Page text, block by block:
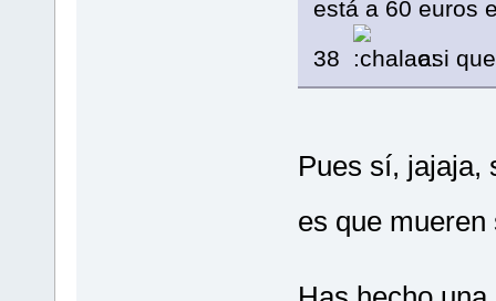
está a 60 euros
38
asi
Pues sí, jajaja,
es que